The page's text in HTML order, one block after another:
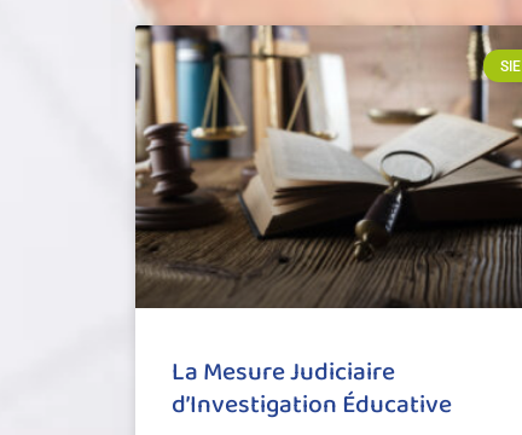
SIE
La Mesure Judiciaire
d’Investigation Éducative